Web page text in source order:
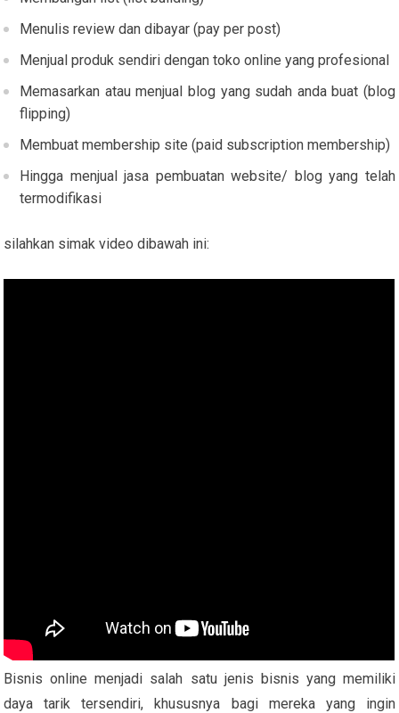
Menulis review dan dibayar (pay per post)
Menjual produk sendiri dengan toko online yang profesional
Memasarkan atau menjual blog yang sudah anda buat (blog
flipping)
Membuat membership site (paid subscription membership)
Hingga menjual jasa pembuatan website/ blog yang telah
termodifikasi
silahkan simak video dibawah ini:
Bisnis online menjadi salah satu jenis bisnis yang memiliki
daya tarik tersendiri, khususnya bagi mereka yang ingin